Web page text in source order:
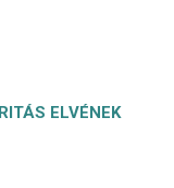
ELVÉNEK